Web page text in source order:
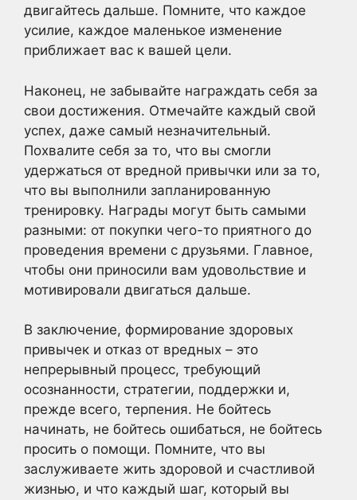
двигайтесь дальше. Помните, что каждое
усилие, каждое маленькое изменение
приближает вас к вашей цели.
Наконец, не забывайте награждать себя за
свои достижения. Отмечайте каждый свой
успех, даже самый незначительный.
Похвалите себя за то, что вы смогли
удержаться от вредной привычки или за то,
что вы выполнили запланированную
тренировку. Награды могут быть самыми
разными: от покупки чего-то приятного до
проведения времени с друзьями. Главное,
чтобы они приносили вам удовольствие и
мотивировали двигаться дальше.
В заключение, формирование здоровых
привычек и отказ от вредных – это
непрерывный процесс, требующий
осознанности, стратегии, поддержки и,
прежде всего, терпения. Не бойтесь
начинать, не бойтесь ошибаться, не бойтесь
просить о помощи. Помните, что вы
заслуживаете жить здоровой и счастливой
жизнью, и что каждый шаг, который вы